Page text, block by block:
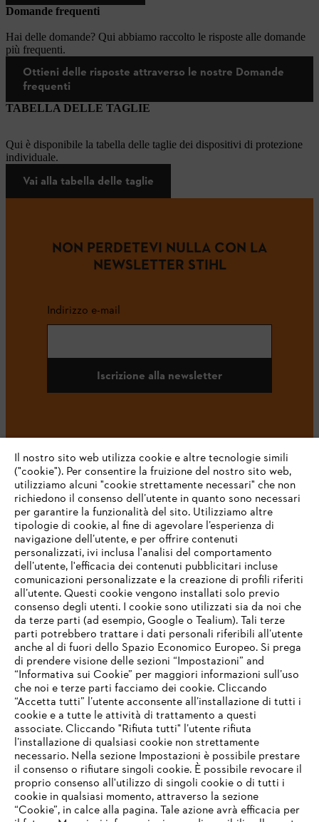
Domande frequenti
Hai delle domande? Qui abbiamo raccolto le risposte alle domande
più frequenti.
Ottieni delle risposte attraverso le nostre Domande
frequenti
TABELLA DELLE TAGLIE
Qui è disponibile la tabella delle taglie dei dispositivi di protezione
individuale.
Vai alla tabella delle taglie
NON PERDETEVI NULLA CON LA
NEWSLETTER STIHL
Indirizzo e-mail
Iscrizione alla newsletter
#STIHL
L’azienda
STIHL FAQ
Service
Termini e condizioni generali Privacy policy
Note legali Cookies Informazioni legali
IHR BROWSER WIRD NICHT
UNTERSTÜTZT
Sie nutzen einen Browser, den wir noch nicht unterstützen. Für
eine optimale Nutzung unserer Seite empfehlen wir Ihnen, zu
einem der folgenden Browser zu wechseln:
Il nostro sito web utilizza cookie e altre tecnologie simili
("cookie"). Per consentire la fruizione del nostro sito web,
utilizziamo alcuni "cookie strettamente necessari" che non
richiedono il consenso dell’utente in quanto sono necessari
per garantire la funzionalità del sito. Utilizziamo altre
tipologie di cookie, al fine di agevolare l’esperienza di
navigazione dell’utente, e per offrire contenuti
personalizzati, ivi inclusa l'analisi del comportamento
dell’utente, l'efficacia dei contenuti pubblicitari incluse
comunicazioni personalizzate e la creazione di profili riferiti
all’utente. Questi cookie vengono installati solo previo
consenso degli utenti. I cookie sono utilizzati sia da noi che
da terze parti (ad esempio, Google o Tealium). Tali terze
parti potrebbero trattare i dati personali riferibili all’utente
anche al di fuori dello Spazio Economico Europeo. Si prega
di prendere visione delle sezioni “Impostazioni” and
“Informativa sui Cookie” per maggiori informazioni sull’uso
che noi e terze parti facciamo dei cookie. Cliccando
“Accetta tutti” l’utente acconsente all’installazione di tutti i
cookie e a tutte le attività di trattamento a questi
associate. Cliccando "Rifiuta tutti" l’utente rifiuta
l’installazione di qualsiasi cookie non strettamente
necessario. Nella sezione Impostazioni è possibile prestare
il consenso o rifiutare singoli cookie. È possibile revocare il
proprio consenso all'utilizzo di singoli cookie o di tutti i
cookie in qualsiasi momento, attraverso la sezione
“Cookie”, in calce alla pagina. Tale azione avrà efficacia per